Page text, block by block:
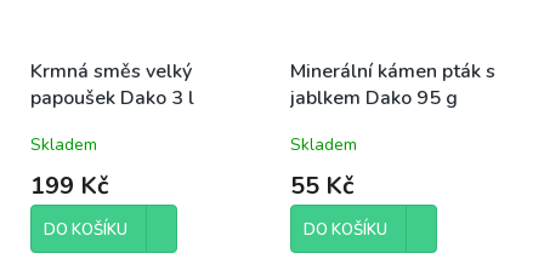
Krmná směs velký
papoušek Dako 3 l
Skladem
199 Kč
DO KOŠÍKU
Minerální kámen pták s
jablkem Dako 95 g
Skladem
55 Kč
DO KOŠÍKU